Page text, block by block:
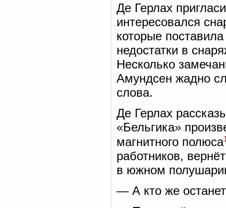
Де Герлах
интересовался
которые
недостатки в
Несколько
Амундсен жадно
слова.
Де Герлах
«Бельгика»
магнитного полюса
работников,
в южном
— А кто же